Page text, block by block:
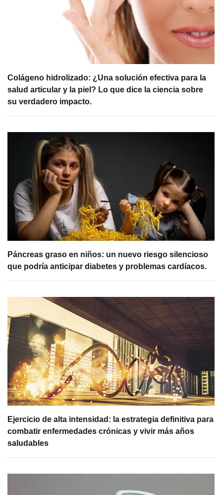
Colágeno hidrolizado: ¿Una solución efectiva para la
salud articular y la piel? Lo que dice la ciencia sobre
su verdadero impacto.
Páncreas graso en niños: un nuevo riesgo silencioso
que podría anticipar diabetes y problemas cardíacos.
Ejercicio de alta intensidad: la estrategia definitiva para
combatir enfermedades crónicas y vivir más años
saludables